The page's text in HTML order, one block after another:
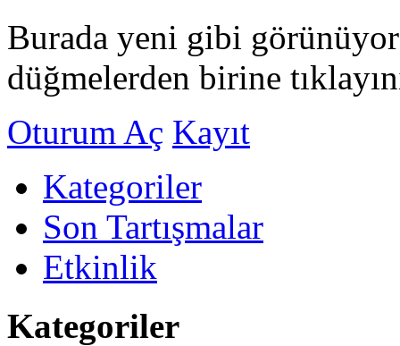
Burada yeni gibi
düğmelerden birine
Oturum Aç Kayıt
Kategoriler
Son Tartışmalar
Etkinlik
Kategoriler